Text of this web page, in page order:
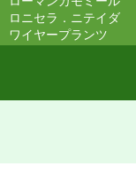
ロニセラ．ニテイダ
ワイヤープランツ